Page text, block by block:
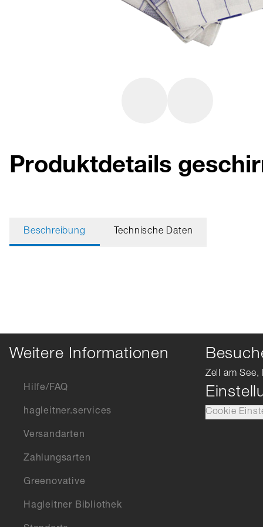
Produktdetails
Beschreibung Technische Daten
Weitere Informationen
Hilfe/FAQ
hagleitner.services
Versandarten
Zahlungsarten
Greenovative
Hagleitner Bibliothek
Zell am
Cookie